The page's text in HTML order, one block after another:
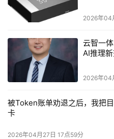
2026年04
云智一
AI推理
2026年04
被Token账单劝退之后，我把
卡
2026年04月27日 17点59分